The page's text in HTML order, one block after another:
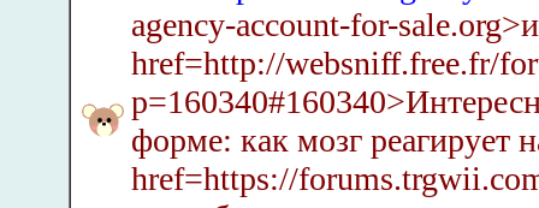
agency-account-for-
href=http://websniff.free.fr/
форме: как мозг реагирует
href=https://